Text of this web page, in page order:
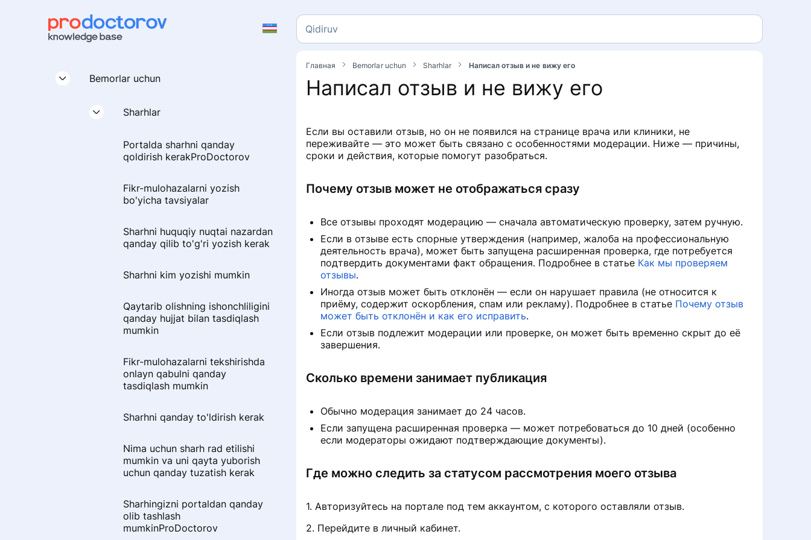
Bemorlar uchun
Sharhlar
Portalda sharhni qanday
qoldirish kerakProDoctorov
Fikr-mulohazalarni yozish
bo'yicha tavsiyalar
Sharhni huquqiy nuqtai nazardan
qanday qilib to'g'ri yozish kerak
Sharhni kim yozishi mumkin
Qaytarib olishning ishonchliligini
qanday hujjat bilan tasdiqlash
mumkin
Fikr-mulohazalarni tekshirishda
onlayn qabulni qanday
tasdiqlash mumkin
Sharhni qanday to'ldirish kerak
Nima uchun sharh rad etilishi
mumkin va uni qayta yuborish
uchun qanday tuzatish kerak
Sharhingizni portaldan qanday
olib tashlash
mumkinProDoctorov
Qidiruv
Qidiruv
Главная Bemorlar uchun Sharhlar Написал отзыв и не вижу его
Написал отзыв и не вижу его
Если вы оставили отзыв, но он не появился на странице врача или клиники, не
переживайте — это может быть связано с особенностями модерации. Ниже — причины,
сроки и действия, которые помогут разобраться.
Почему отзыв может не отображаться сразу
Все отзывы проходят модерацию — сначала автоматическую проверку, затем ручную.
Если в отзыве есть спорные утверждения (например, жалоба на профессиональную
деятельность врача), может быть запущена расширенная проверка, где потребуется
подтвердить документами факт обращения. Подробнее в статье Как мы проверяем
отзывы.
Иногда отзыв может быть отклонён — если он нарушает правила (не относится к
приёму, содержит оскорбления, спам или рекламу). Подробнее в статье Почему отзыв
может быть отклонён и как его исправить.
Если отзыв подлежит модерации или проверке, он может быть временно скрыт до её
завершения.
Сколько времени занимает публикация
Обычно модерация занимает до 24 часов.
Если запущена расширенная проверка — может потребоваться до 10 дней (особенно
если модераторы ожидают подтверждающие документы).
Где можно следить за статусом рассмотрения моего отзыва
1. Авторизуйтесь на портале под тем аккаунтом, с которого оставляли отзыв.
2. Перейдите в личный кабинет.